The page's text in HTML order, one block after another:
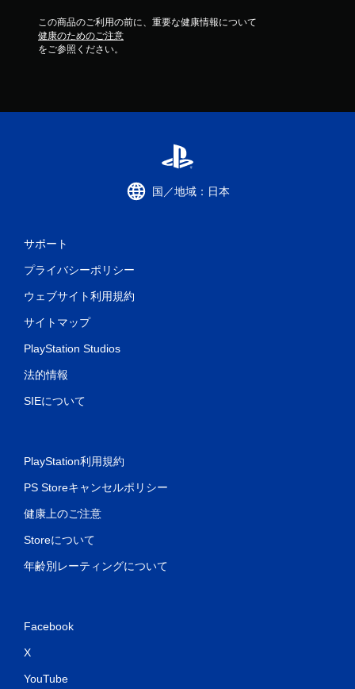
この商品のご利用の前に、重要な健康情報について
健康のためのご注意
をご参照ください。
国／地域：日本
サポート
プライバシーポリシー
ウェブサイト利用規約
サイトマップ
PlayStation Studios
法的情報
SIEについて
PlayStation利用規約
PS Storeキャンセルポリシー
健康上のご注意
Storeについて
年齢別レーティングについて
Facebook
X
YouTube